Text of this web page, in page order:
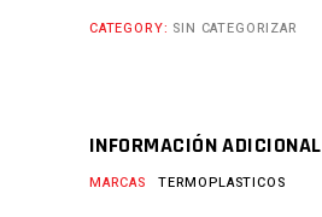
CATEGORY: SIN CATEGORIZAR
INFORMACIÓN ADICIONAL
MARCAS TERMOPLASTICOS